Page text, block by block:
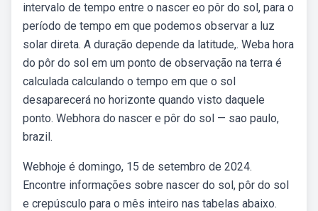
intervalo de tempo entre o nascer eo pôr do sol, para o
período de tempo em que podemos observar a luz
solar direta. A duração depende da latitude,. Weba hora
do pôr do sol em um ponto de observação na terra é
calculada calculando o tempo em que o sol
desaparecerá no horizonte quando visto daquele
ponto. Webhora do nascer e pôr do sol — sao paulo,
brazil.
Webhoje é domingo, 15 de setembro de 2024.
Encontre informações sobre nascer do sol, pôr do sol
e crepúsculo para o mês inteiro nas tabelas abaixo.